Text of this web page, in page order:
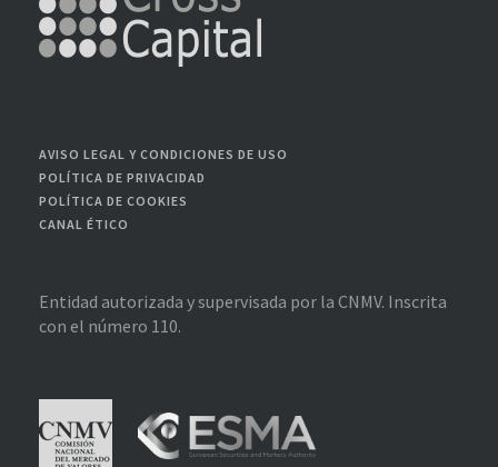
AVISO LEGAL Y CONDICIONES DE USO
POLÍTICA DE PRIVACIDAD
POLÍTICA DE COOKIES
CANAL ÉTICO
Entidad autorizada y supervisada por la CNMV. Inscrita
con el número 110.